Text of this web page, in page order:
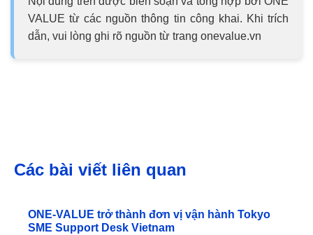
VALUE từ các nguồn thông tin công khai. Khi trích
dẫn, vui lòng ghi rõ nguồn từ trang onevalue.vn
Các bài viết liên quan
ONE‑VALUE trở thành đơn vị vận hành Tokyo
SME Support Desk Vietnam